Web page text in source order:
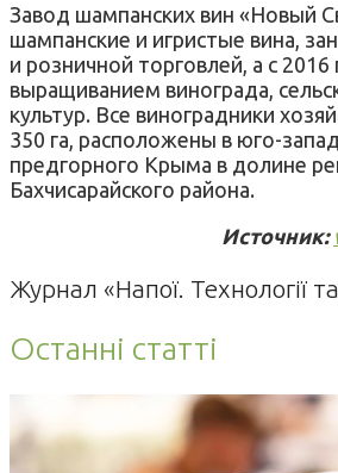
Завод шампанских вин «Новый
шампанские и игристые вина,
и розничной торговлей, а с 2016
выращиванием винограда,
культур. Все виноградники
350 га, расположены в юго-
предгорного Крыма в долине
Бахчисарайского района.
Источник:
Журнал «Напої. Технології та
Останні статті